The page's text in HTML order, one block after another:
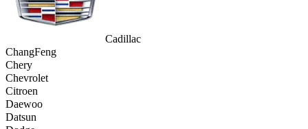
Cadillac
ChangFeng
Chery
Chevrolet
Citroen
Daewoo
Datsun